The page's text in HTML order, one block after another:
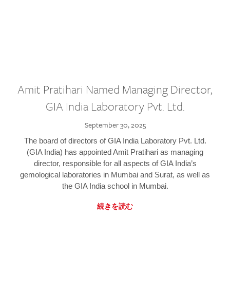
Amit Pratihari Named Managing Director,
GIA India Laboratory Pvt. Ltd.
September 30, 2025
The board of directors of GIA India Laboratory Pvt. Ltd.
(GIA India) has appointed Amit Pratihari as managing
director, responsible for all aspects of GIA India’s
gemological laboratories in Mumbai and Surat, as well as
the GIA India school in Mumbai.
続きを読む